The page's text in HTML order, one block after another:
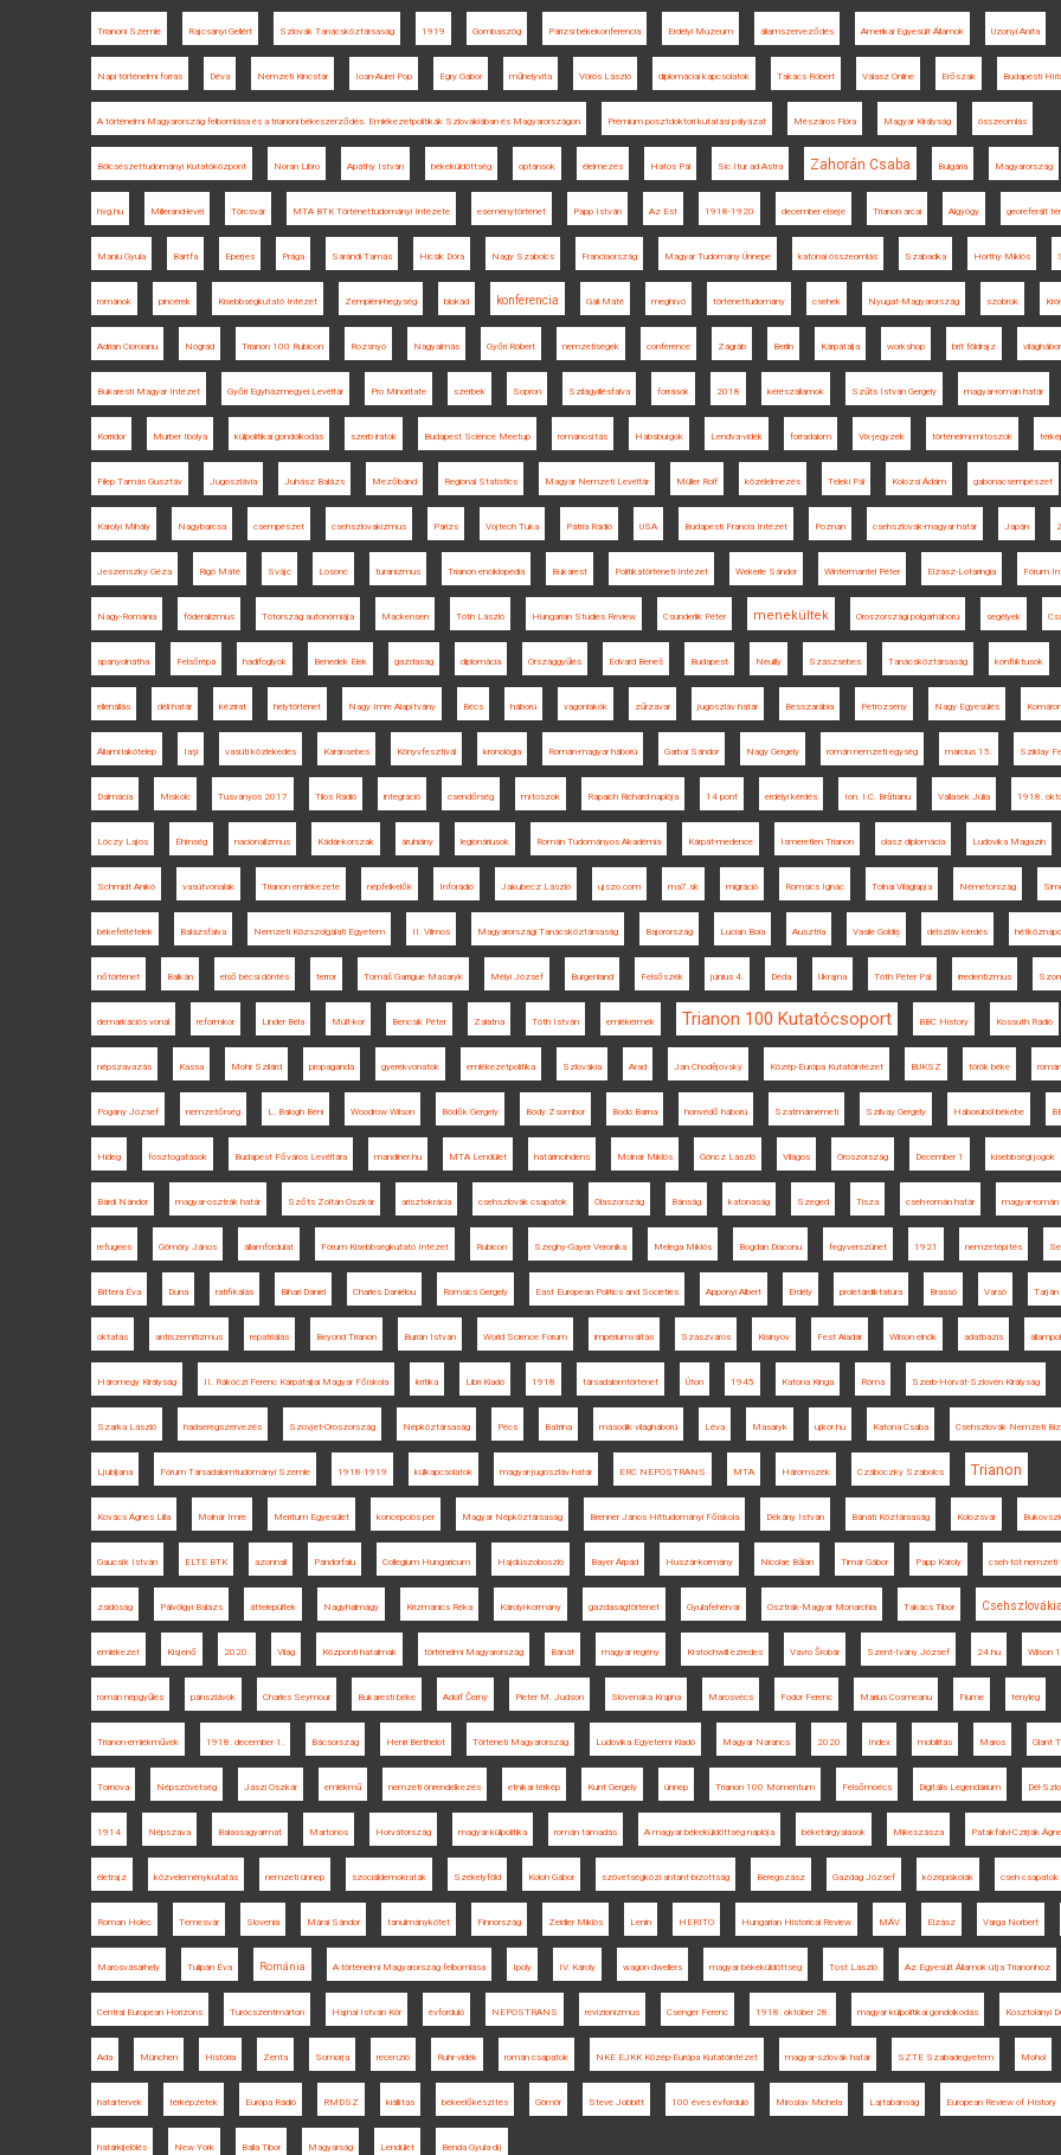
Trianoni Szemle Rajcsányi Gellért Szlovák Tanácsköztársaság 1919 Gombaszög Párizsi békekonferencia Erdélyi Múzeum államszerveződés Amerikai Egyesült Államok Uzonyi Anita
Napi történelmi forrás Déva Nemzeti Kincstár Ioan-Aurel Pop Egry Gábor műhelyvita Vörös László diplomáciai kapcsolatok Takács Róbert Válasz Online Erőszak Budapesti
A történelmi Magyarország felbomlása és a trianoni békeszerződés. Emlékezetpolitikák Szlovákiában és Magyarországon Prémium posztdoktori kutatási pályázat Mészáros Flóra Magyar Királyság összeomlás
Bölcsészettudományi Kutatóközpont Noran Libro Apáthy István békeküldöttség optánsok élelmezés Hatos Pál Sic Itur ad Astra Zahorán Csaba Bulgária Magyarország
hvg.hu Millerand-levél Törcsvár MTA BTK Történettudományi Intézete eseménytörténet Papp István Az Est 1918-1920 december elseje Trianon arcai Algyógy georeferált
Maniu Gyula Bártfa Eperjes Prága Sárándi Tamás Hicsik Dóra Nagy Szabolcs Franciaország Magyar Tudomány Ünnepe katonai összeomlás Szabadka Horthy Miklós
románok pincérek Kisebbségkutató Intézet Zempléni-hegység blokád konferencia Gali Máté meghívó történettudomány csehek Nyugat-Magyarország szobrok
Adrian Cioroianu Nógrád Trianon 100 Rubicon Rozsnyó Nagyalmás Győri Róbert nemzetiségek conference Zágráb Berlin Kárpátalja workshop brit földrajz
Bukaresti Magyar Intézet Győri Egyházmegyei Levéltár Pro Minoritate szerbek Sopron Szilágyillésfalva források 2018 kérészállamok Szűts István Gergely magyar-román határ
Korridor Murber Ibolya külpolitikai gondolkodás szerb iratok Budapest Science Meetup románosítás Habsburgok Lendva-vidék forradalom Vix-jegyzék történelmi mítoszok
Filep Tamás Gusztáv Jugoszlávia Juhász Balázs Mezőbánd Regional Statistics Magyar Nemzeti Levéltár Müller Rolf közélelmezés Teleki Pál Kolozsi Ádám gabonacsempészet
Károlyi Mihály Nagybarcsa csempészet csehszlovakizmus Párizs Vojtech Tuka Pátria Rádió USA Budapesti Francia Intézet Poznan csehszlovák-magyar határ Japán
Jeszenszky Géza Rigó Máté Svájc Losonc turanizmus Trianon enciklopédia Bukarest Politikatörténeti Intézet Wekerle Sándor Wintermantel Péter Elzász-Lotaringia Fórum
Nagy-Románia föderalizmus Tótország autonómiája Mackensen Tóth László Hungarian Studies Review Csunderlik Péter menekültek Oroszországi polgárháború segélyek
spanyolnátha Felsőrépa hadifoglyok Benedek Elek gazdaság diplomácia Országgyűlés Edvard Beneš Budapest Neuilly Szászsebes Tanácsköztársaság konfliktusok
ellenállás déli határ kézirat helytörténet Nagy Imre Alapítvány Bécs háború vagonlakók zűrzavar jugoszláv határ Besszarábia Petrozsény Nagy Egyesülés
Állami lakótelep Iaşi vasúti közlekedés Karánsebes Könyvfesztivál kronológia Román-magyar háború Garbai Sándor Nagy Gergely román nemzeti egység március 15. Sziklay
Dalmácia Miskolc Tusványos 2017 Tilos Rádió integráció csendőrség mítoszok Rapaich Richárd naplója 14 pont erdélyi kérdés Ion. I.C. Brătianu Vallasek Júlia 1918.
Lóczy Lajos Éhínség nacionalizmus Kádár-korszak áruhiány legionáriusok Román Tudományos Akadémia Kárpát-medence Ismeretlen Trianon olasz diplomácia Ludovika Magazin
Schmidt Anikó vasútvonalak Trianon emlékezete népfelkelők Inforádió Jakubecz László ujszo.com ma7.sk migráció Romsics Ignác Tolnai Világlapja Németország
békefeltételek Balázsfalva Nemzeti Közszolgálati Egyetem II. Vilmos Magyarországi Tanácsköztársaság Bajorország Lucian Boia Ausztria Vasile Goldiș délszláv kérdés
nőtörténet Balkán első bécsi döntés terror Tomáš Garrigue Masaryk Mélyi József Burgenland Felsőszék június 4. Déda Ukrajna Tóth Péter Pál irredentizmus
demarkációs vonal reformkor Linder Béla Múlt-kor Bencsik Péter Zalatna Tóth István emlékérmék Trianon 100 Kutatócsoport BBC History Kossuth Rádió
népszavazás Kassa Mohr Szilárd propaganda gyerekvonatok emlékezetpolitika Szlovákia Arad Jan Chodějovský Közép-Európa Kutatóintézet BUKSZ török béke
Pogány József nemzetőrség L. Balogh Béni Woodrow Wilson Bödők Gergely Bódy Zsombor Bodó Barna honvédő háború Szatmárnémeti Szilvay Gergely Háborúból békébe
Hideg fosztogatások Budapest Főváros Levéltára mandiner.hu MTA Lendület határincindens Molnár Miklós Göncz László Világos Oroszország December 1 kisebbségi jogok
Bárdi Nándor magyar-osztrák határ Szőts Zoltán Oszkár arisztokrácia csehszlovák csapatok Olaszország Bánság katonaság Szeged Tisza cseh-román határ magyar-román
refugees Gömöry János államfordulat Fórum Kisebbségkutató Intézet Rubicon Szeghy-Gayer Veronika Melega Miklós Bogdan Diaconu fegyverszünet 1921 nemzetépítés
Bittera Éva Duna ratifikálás Bihari Dániel Charles Daniélou Romsics Gergely East European Politics and Societies Apponyi Albert Erdély proletárdiktatúra Brassó Varsó Tarján
oktatás antiszemitizmus repatriálás Beyond Trianon Burián István World Science Forum impériumváltás Szászváros Kisinyov Fest Aladár Wilson elnök adatbázis
Háromegy Királyság II. Rákóczi Ferenc Kárpátaljai Magyar Főiskola kritika Libri Kiadó 1918 társadalomtörténet Úton 1945 Katona Kinga Róma Szerb-Horvát-Szlovén Királyság
Szarka László hadseregszervezés Szovjet-Oroszország Népköztársaság Pécs Batrina második világháború Léva Masaryk ujkor.hu Katona Csaba Csehszlovák Nemzeti
Ljubljana Fórum Társadalomtudományi Szemle 1918-1919 külkapcsolatok magyar-jugoszláv határ ERC NEPOSTRANS MTA Háromszék Czáboczky Szabolcs Trianon
Kovács Ágnes Lilla Molnár Imre Meritum Egyesület koncepciós per Magyar Népköztársaság Brenner János Hittudományi Főiskola Dékány István Bánáti Köztársaság Kolozsvár
Gaucsík István ELTE BTK azonnali Pándorfalu Collegium Hungaricum Hajdúszoboszló Bayer Árpád Huszár-kormány Nicolae Bălan Timár Gábor Papp Károly cseh-tót nemzeti
zsidóság Pálvölgyi Balázs áttelepültek Nagyhalmágy Krizmanics Réka Károlyi-kormány gazdaságtörténet Gyulafehérvár Osztrák-Magyar Monarchia Takács Tibor Csehszlovákia
emlékezet Kisjenő 2020. Világ Központi hatalmak történelmi Magyarország Bánát magyar regény Kratochwill ezredes Vavro Šrobár Szent-Ivány József 24.hu Wilson
román népgyűlés pánszlávok Charles Seymour Bukaresti béke Adolf Černý Pieter M. Judson Slovenska Krajina Marosvécs Fodor Ferenc Marius Cosmeanu Fiume tényleg
Trianon-emlékművek 1918. december 1. Bácsország Henri Berthelot Történeti Magyarország Ludovika Egyetemi Kiadó Magyar Narancs 2020 Index mobilitás Maros Glant
Tornova Népszövetség Jászi Oszkár emlékmű nemzeti önrendelkezés etnikai térkép Kunt Gergely ünnep Trianon 100 Momentum Felsőmoécs Digitális Legendárium Dél-
1914 Népszava Balassagyarmat Martonos Horvátország magyar külpolitika román támadás A magyar békeküldöttség naplója béketárgyalások Mikeszásza Patakfalvi-Czirják
életrajz közvéleménykutatás nemzeti ünnep szociáldemokraták Székelyföld Koloh Gábor szövetségközi antant-bizottság Beregszász Gazdag József középiskolák cseh csapatok
Roman Holec Temesvár Slovenia Márai Sándor tanulmánykötet Finnország Zeidler Miklós Lenin HERITO Hungarian Historical Review MÁV Elzász Varga Norbert
Marosvásárhely Tulipán Éva Románia A történelmi Magyarország felbomlása Ipoly IV. Károly wagon dwellers magyar békeküldöttség Tost László Az Egyesült Államok útja Trianonhoz
Central European Horizons Turócszentmárton Hajnal István Kör évforduló NEPOSTRANS revizionizmus Csenger Ferenc 1918. október 28. magyar külpolitikai gondolkodás Kosztolányi
Ada München História Zenta Somorja recenzió Ruhr-vidék román csapatok NKE EJKK Közép-Európa Kutatóintézet magyar-szlovák határ SZTE Szabadegyetem Mohol
határtervek térképzetek Európa Rádió RMDSZ kiállítás békeelőkészítés Gömör Steve Jobbitt 100 éves évforduló Miroslav Michela Lajtabánság European Review of History
határkijelölés New York Balla Tibor Magyarság Lendület Benda Gyula-díj